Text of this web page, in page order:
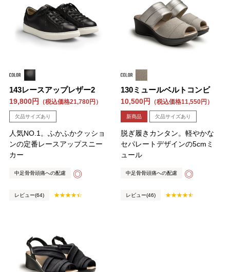
143レースアップレザー2
19,800円 （税込価格21,780円）
欠品サイズあり
人気NO.1。ふかふかクッショ
ンの定番レースアップスニー
カー
中足骨骨頭痛への配慮 ◎
レビュー(64)
130ミュールベルトコンビ
10,500円 （税込価格11,550円）
新商品 欠品サイズあり
脱ぎ履きカンタン。軽やかな
セパレートデザインの5cmミ
ュール
中足骨骨頭痛への配慮 ◎
レビュー(46)